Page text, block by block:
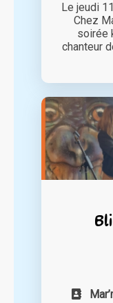
Le jeudi
Chez
soirée
chanteur